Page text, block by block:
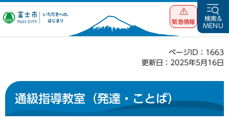
富士市 いただ
緊急情報
検索&
MENU
ページID：1663
更新日：2025年5月16日
通級指導教室（発達・ことば）